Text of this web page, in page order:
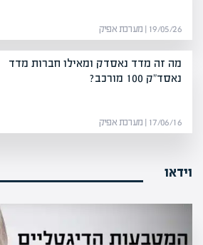
19/05/26 | מערכת אפיק
מה זה מדד נאסדק ומאילו חברות מדד
נאסד"ק 100 מורכב?
17/06/16 | מערכת אפיק
וידאו